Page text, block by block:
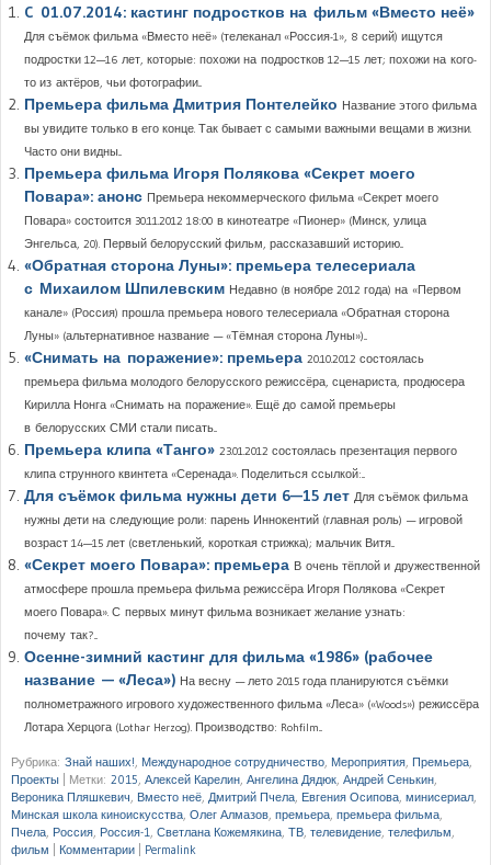
C 01.07.2014: кастинг подростков на фильм «Вместо неё»
Для съёмок фильма «Вместо неё» (телеканал «Россия-1», 8 серий) ищутся
подростки 12—16 лет, которые: похожи на подростков 12—15 лет; похожи на кого-
то из актёров, чьи фотографии...
Премьера фильма Дмитрия Понтелейко Название этого фильма
вы увидите только в его конце. Так бывает с самыми важными вещами в жизни.
Часто они видны...
Премьера фильма Игоря Полякова «Секрет моего
Повара»: анонс Премьера некоммерческого фильма «Секрет моего
Повара» состоится 30.11.2012 18:00 в кинотеатре «Пионер» (Минск, улица
Энгельса, 20). Первый белорусский фильм, рассказавший историю...
«Обратная сторона Луны»: премьера телесериала
с Михаилом Шпилевским Недавно (в ноябре 2012 года) на «Первом
канале» (Россия) прошла премьера нового телесериала «Обратная сторона
Луны» (альтернативное название — «Тёмная сторона Луны»)...
«Снимать на поражение»: премьера 20.10.2012 состоялась
премьера фильма молодого белорусского режиссёра, сценариста, продюсера
Кирилла Нонга «Снимать на поражение». Ещё до самой премьеры
в белорусских СМИ стали писать...
Премьера клипа «Танго» 23.01.2012 состоялась презентация первого
клипа струнного квинтета «Серенада». Поделиться ссылкой:...
Для съёмок фильма нужны дети 6—15 лет Для съёмок фильма
нужны дети на следующие роли: парень Иннокентий (главная роль) — игровой
возраст 14—15 лет (светленький, короткая стрижка); мальчик Витя...
«Секрет моего Повара»: премьера В очень тёплой и дружественной
атмосфере прошла премьера фильма режиссёра Игоря Полякова «Секрет
моего Повара». С первых минут фильма возникает желание узнать:
почему так?...
Осенне-зимний кастинг для фильма «1986» (рабочее
название — «Леса») На весну — лето 2015 года планируются съёмки
полнометражного игрового художественного фильма «Леса» («Woods») режиссёра
Лотара Херцога (Lothar Herzog). Производство: Rohfilm...
Рубрика: Знай наших! Международное сотрудничество Мероприятия Премьера
Проекты
Метки: 2015 Алексей Карелин Ангелина Дядюк Андрей Сенькин
Вероника Пляшкевич Вместо неё Дмитрий Пчела Евгения Осипова минисериал
Минская школа киноискусства Олег Алмазов премьера премьера фильма
Пчела Россия Россия-1 Светлана Кожемякина ТВ телевидение телефильм
фильм
Комментарии Permalink